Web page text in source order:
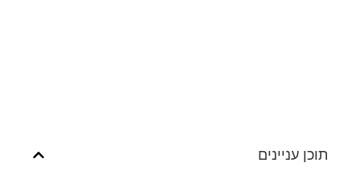
תוכן עניינים